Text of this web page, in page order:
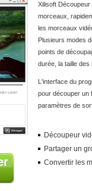
Xilisoft
morceaux,
les morceaux
Plusieurs modes
points de
durée, la taille des
L'interface du
pour découper un
paramètres de
Découpeur
Partager un
Convertir les